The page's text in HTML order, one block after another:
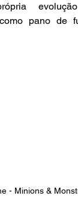
pano de
- Minions &